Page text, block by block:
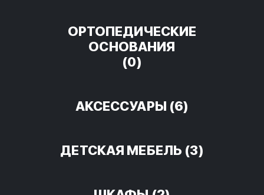
ОРТОПЕДИЧЕСКИЕ
ОСНОВАНИЯ
(0)
АКСЕССУАРЫ (6)
ДЕТСКАЯ МЕБЕЛЬ (3)